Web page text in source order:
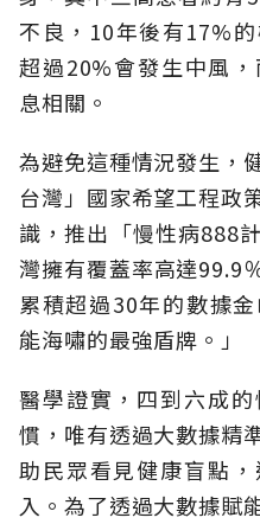
不良，10年後有17%
超過20%會發生中風
息相關。
為避免這種情況發生，
台灣」國家希望工程政
識，推出「慢性病888
灣擁有覆蓋率高達99.9
累積超過30年的數據
能海嘯的最強盾牌。」
醫學證實，四到六成
慣，唯有透過大數據精
助民眾看見健康盲點
入。為了透過大數據賦